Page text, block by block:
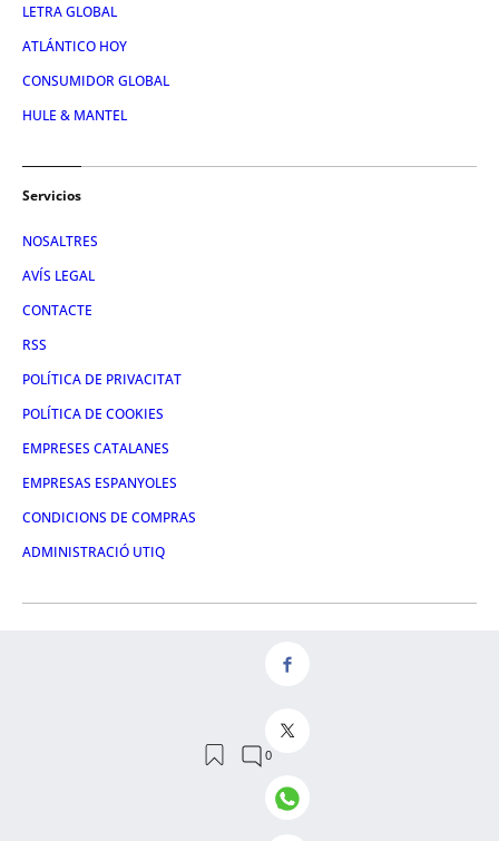
LETRA GLOBAL
ATLÁNTICO HOY
CONSUMIDOR GLOBAL
HULE & MANTEL
Servicios
NOSALTRES
AVÍS LEGAL
CONTACTE
RSS
POLÍTICA DE PRIVACITAT
POLÍTICA DE COOKIES
EMPRESES CATALANES
EMPRESAS ESPANYOLES
CONDICIONS DE COMPRAS
ADMINISTRACIÓ UTIQ